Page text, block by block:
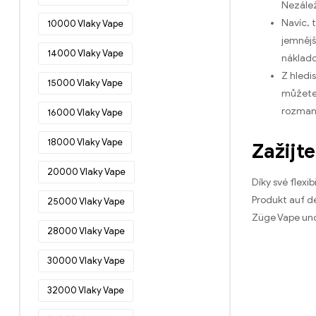
Navíc,
Z
Díky své
Produkt auf
Züge Vape
(54)
(77)
Jednorázové e-cigarety v Estonsku
Jednorázové e-cigarety ve Finsku
(52)
(49)
Jednorázové e-cigarety v Irsku
Chorvatsku(18)
10000 Vlaky Vape
14000 Vlaky Vape
15000 Vlaky Vape
16000 Vlaky Vape
18000 Vlaky Vape
20000 Vlaky Vape
25000 Vlaky Vape
28000 Vlaky Vape
30000 Vlaky Vape
32000 Vlaky Vape